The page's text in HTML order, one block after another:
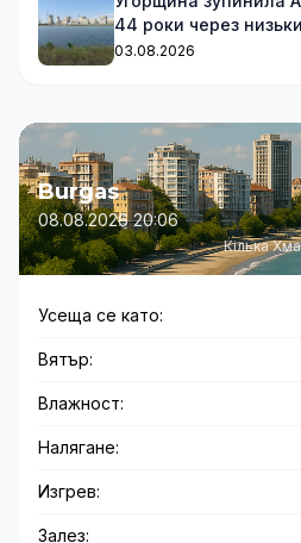
44 роки через
03.08.2026
Burgas
08.08.2026 20:06
Кілька
Усеща се като:
Вятър:
Влажност:
Налягане:
Изгрев:
Залез: